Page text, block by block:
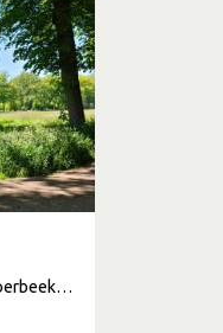
Azewijn, Braamt, Beek, Kilder, Loerbeek, Stokkum, Vethuizen, Elten, Netterden